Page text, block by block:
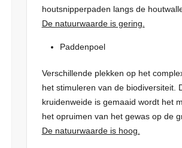
houtsnipperpaden langs de
De natuurwaarde is gering.
Paddenpoel
Verschillende plekken op het
het stimuleren van de biodiversiteit.
kruidenweide is gemaaid wordt het
het opruimen van het gewas op de
De natuurwaarde is hoog.